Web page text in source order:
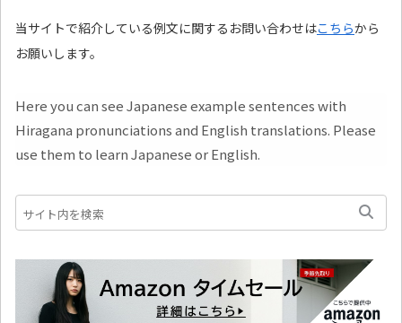
当サイトで紹介している例文に関するお問い合わせはこちらから
お願いします。
Here you can see Japanese example sentences with
Hiragana pronunciations and English translations. Please
use them to learn Japanese or English.